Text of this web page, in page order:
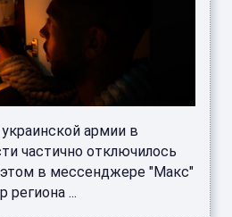
армии в
частично отключилось
в мессенджере "Макс"
региона ...